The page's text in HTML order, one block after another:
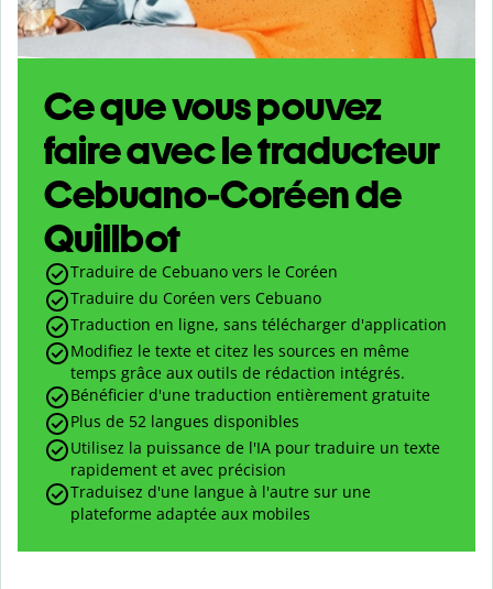
Ce que vous pouvez
faire avec le traducteur
Cebuano-Coréen de
Quillbot
Traduire de Cebuano vers le Coréen
Traduire du Coréen vers Cebuano
Traduction en ligne, sans télécharger d'application
Modifiez le texte et citez les sources en même
temps grâce aux outils de rédaction intégrés.
Bénéficier d'une traduction entièrement gratuite
Plus de 52 langues disponibles
Utilisez la puissance de l'IA pour traduire un texte
rapidement et avec précision
Traduisez d'une langue à l'autre sur une
plateforme adaptée aux mobiles